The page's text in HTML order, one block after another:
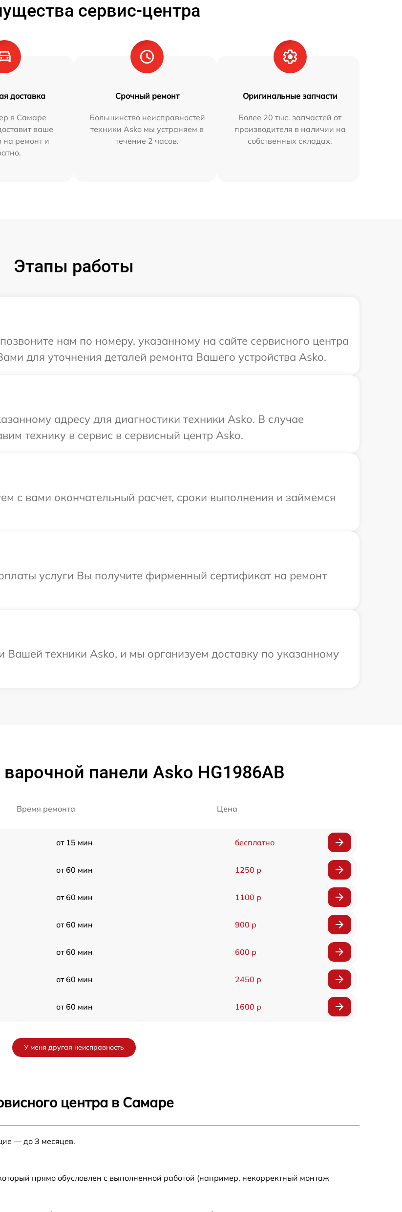
сервис-центра
доставка
в Самаре
ваше
на ремонт и
Срочный ремонт
Большинство неисправностей
техники Asko мы устраняем в
течение 2 часов.
Оригинальные запчасти
Более 20 тыс. запчастей от
производителя в наличии на
собственных складах.
Этапы работы
нам по номеру, указанному на сайте сервисного центра
для уточнения деталей ремонта Вашего устройства Asko.
адресу для диагностики техники Asko. В случае
технику в сервис в сервисный центр Asko.
с вами окончательный расчет, сроки выполнения и займемся
услуги Вы получите фирменный сертификат на ремонт
Вашей техники Asko, и мы организуем доставку по указанному
панели Asko HG1986AB
Время ремонта Цена
от 15 мин бесплатно
от 60 мин 1250 р
от 60 мин 1100 р
от 60 мин 900 р
от 60 мин 600 р
от 60 мин 2450 р
от 60 мин 1600 р
от 60 мин
У меня другая неисправность
центра в Самаре
— до 3 месяцев.
прямо обусловлен с выполненной работой (например, некорректный монтаж